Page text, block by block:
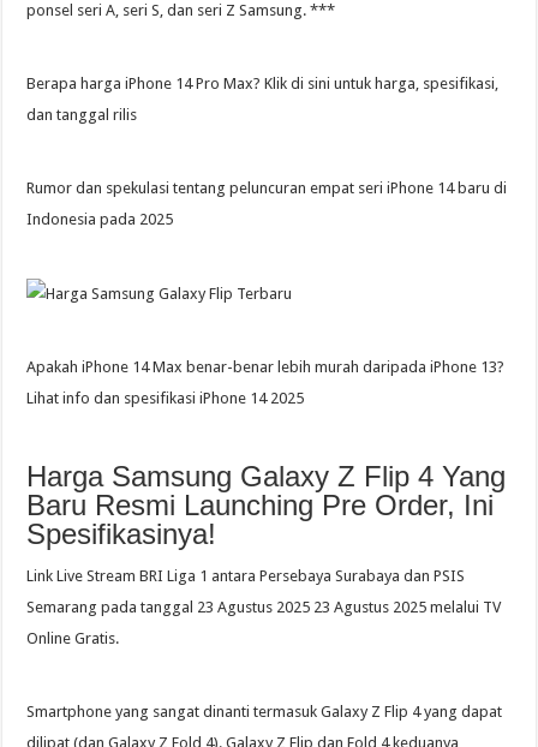
ponsel seri A, seri S, dan seri Z Samsung. ***
Berapa harga iPhone 14 Pro Max? Klik di sini untuk harga, spesifikasi,
dan tanggal rilis
Rumor dan spekulasi tentang peluncuran empat seri iPhone 14 baru di
Indonesia pada 2025
Apakah iPhone 14 Max benar-benar lebih murah daripada iPhone 13?
Lihat info dan spesifikasi iPhone 14 2025
Harga Samsung Galaxy Z Flip 4 Yang
Baru Resmi Launching Pre Order, Ini
Spesifikasinya!
Link Live Stream BRI Liga 1 antara Persebaya Surabaya dan PSIS
Semarang pada tanggal 23 Agustus 2025 23 Agustus 2025 melalui TV
Online Gratis.
Smartphone yang sangat dinanti termasuk Galaxy Z Flip 4 yang dapat
dilipat (dan Galaxy Z Fold 4). Galaxy Z Flip dan Fold 4 keduanya